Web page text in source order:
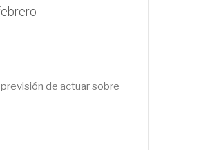
de actuar sobre